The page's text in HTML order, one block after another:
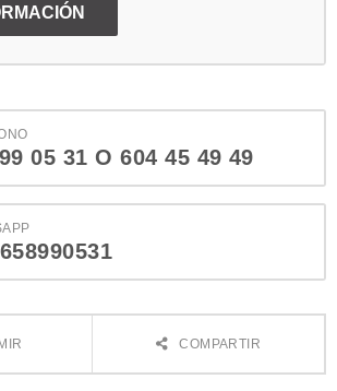
05 31 O 604 45 49 49
COMPARTIR